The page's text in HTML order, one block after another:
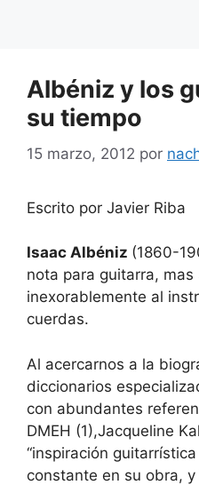
Albéniz y los
su tiempo
15 marzo, 2012 por
Escrito por Javier Riba
Isaac Albéniz (1860-
nota para guitarra,
inexorablemente al
cuerdas.
Al acercarnos a la
diccionarios
con abundantes
DMEH (1),Jacqueline
“inspiración
constante en su obra,